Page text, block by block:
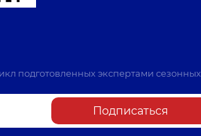
подготовленных экспертами сезонных
Подписаться